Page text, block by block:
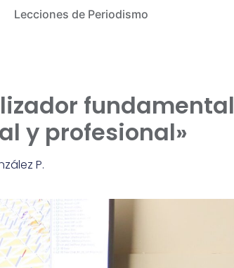
Lecciones de Periodismo
fundamental
y profesional»
P.